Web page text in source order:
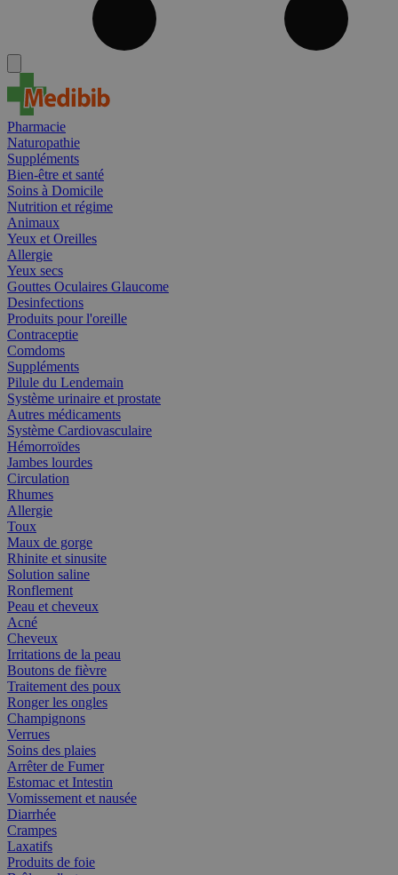
Pharmacie
Naturopathie
Suppléments
Bien-être et santé
Soins à Domicile
Nutrition et régime
Animaux
Yeux et Oreilles
Allergie
Yeux secs
Gouttes Oculaires Glaucome
Desinfections
Produits pour l'oreille
Contraceptie
Comdoms
Suppléments
Pilule du Lendemain
Système urinaire et prostate
Autres médicaments
Système Cardiovasculaire
Hémorroïdes
Jambes lourdes
Circulation
Rhumes
Allergie
Toux
Maux de gorge
Rhinite et sinusite
Solution saline
Ronflement
Peau et cheveux
Acné
Cheveux
Irritations de la peau
Boutons de fièvre
Traitement des poux
Ronger les ongles
Champignons
Verrues
Soins des plaies
Arrêter de Fumer
Estomac et Intestin
Vomissement et nausée
Diarrhée
Crampes
Laxatifs
Produits de foie